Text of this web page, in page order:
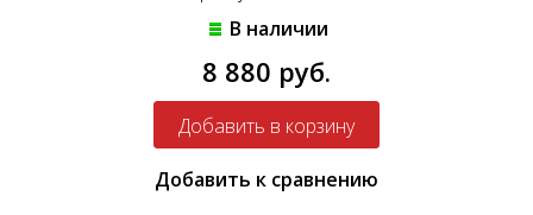
В наличии
8 880 руб.
Добавить к сравнению